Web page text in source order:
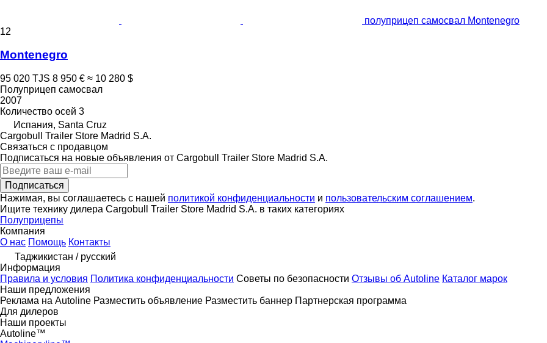
полуприцеп самосвал Montenegro
12
Montenegro
95 020 TJS 8 950 € ≈ 10 280 $
Полуприцеп самосвал
2007
Количество осей 3
Испания, Santa Cruz
Cargobull Trailer Store Madrid S.A.
Связаться с продавцом
Подписаться на новые объявления от Cargobull Trailer Store Madrid S.A.
Подписаться
Нажимая, вы соглашаетесь с нашей политикой конфиденциальности и пользовательским соглашением.
Ищите технику дилера Cargobull Trailer Store Madrid S.A. в таких категориях
Полуприцепы
Компания
О нас Помощь Контакты
Таджикистан / русский
Информация
Правила и условия Политика конфиденциальности Советы по безопасности Отзывы об Autoline Каталог марок
Наши предложения
Реклама на Autoline Разместить объявление Разместить баннер Партнерская программа
Для дилеров
Наши проекты
Autoline™